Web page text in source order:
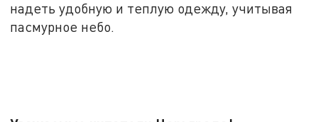
надеть удобную и теплую одежду, учитывая
пасмурное небо.